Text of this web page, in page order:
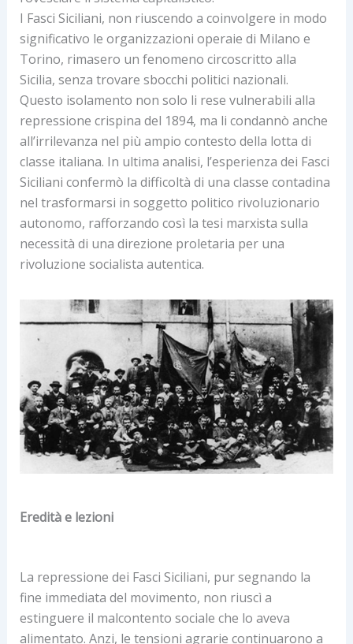
I Fasci Siciliani, non riuscendo a coinvolgere in modo
significativo le organizzazioni operaie di Milano e
Torino, rimasero un fenomeno circoscritto alla
Sicilia, senza trovare sbocchi politici nazionali.
Questo isolamento non solo li rese vulnerabili alla
repressione crispina del 1894, ma li condannò anche
all’irrilevanza nel più ampio contesto della lotta di
classe italiana. In ultima analisi, l’esperienza dei Fasci
Siciliani confermò la difficoltà di una classe contadina
nel trasformarsi in soggetto politico rivoluzionario
autonomo, rafforzando così la tesi marxista sulla
necessità di una direzione proletaria per una
rivoluzione socialista autentica.
Eredità e lezioni
La repressione dei Fasci Siciliani, pur segnando la
fine immediata del movimento, non riuscì a
estinguere il malcontento sociale che lo aveva
alimentato. Anzi, le tensioni agrarie continuarono a